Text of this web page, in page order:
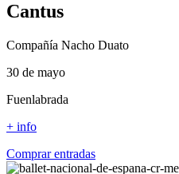
Cantus
Compañía Nacho Duato
30 de mayo
Fuenlabrada
+ info
Comprar entradas